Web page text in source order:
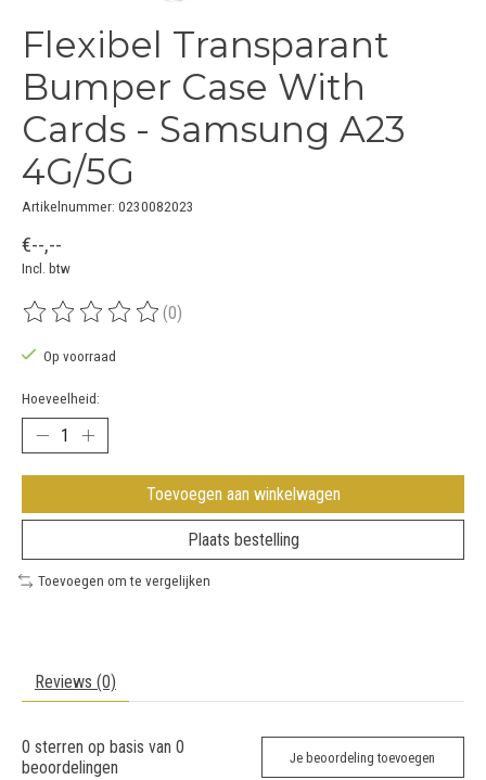
Flexibel Transparant
Bumper Case With
Cards - Samsung A23
4G/5G
Artikelnummer: 0230082023
€--,--
Incl. btw
De beoordeling van dit product is
(0)
Op voorraad
Hoeveelheid:
Toevoegen aan winkelwagen
Plaats bestelling
Toevoegen om te vergelijken
Reviews (0)
0 sterren op basis van 0
beoordelingen
Je beoordeling toevoegen